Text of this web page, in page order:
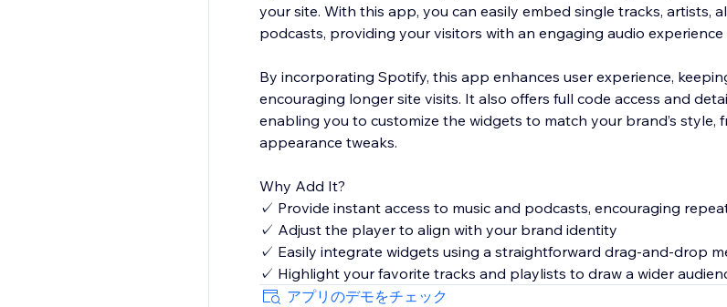
your site. With this app, you can easily embed single tracks, artists,
podcasts, providing your visitors with an engaging audio
By incorporating Spotify, this app enhances user experience,
encouraging longer site visits. It also offers full code access and
enabling you to customize the widgets to match your brand’s style,
appearance tweaks.
Why Add It?
✓ Provide instant access to music and podcasts, encouraging
✓ Adjust the player to align with your brand identity
✓ Easily integrate widgets using a straightforward drag-and-drop
✓ Highlight your favorite tracks and playlists to draw a wider
アプリのデモをチェック